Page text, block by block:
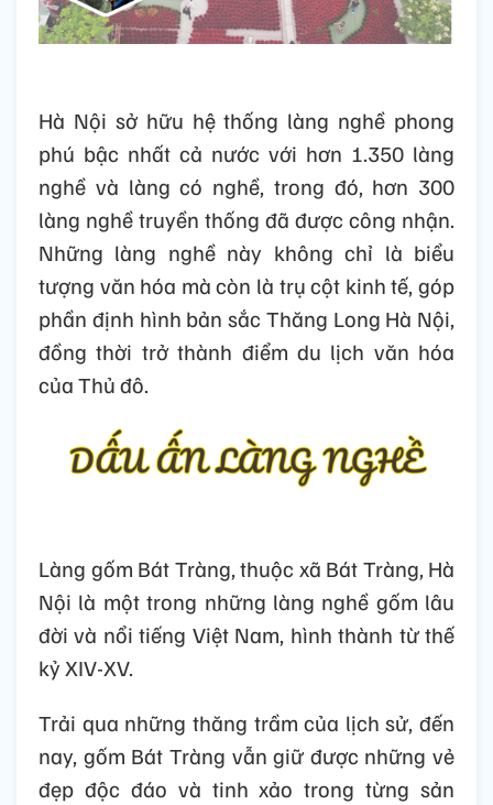
Hà Nội sở hữu hệ thống làng nghề phong
phú bậc nhất cả nước với hơn 1.350 làng
nghề và làng có nghề, trong đó, hơn 300
làng nghề truyền thống đã được công nhận.
Những làng nghề này không chỉ là biểu
tượng văn hóa mà còn là trụ cột kinh tế, góp
phần định hình bản sắc Thăng Long Hà Nội,
đồng thời trở thành điểm du lịch văn hóa
của Thủ đô.
Làng gốm Bát Tràng, thuộc xã Bát Tràng, Hà
Nội là một trong những làng nghề gốm lâu
đời và nổi tiếng Việt Nam, hình thành từ thế
kỷ XIV-XV.
Trải qua những thăng trầm của lịch sử, đến
nay, gốm Bát Tràng vẫn giữ được những vẻ
đẹp độc đáo và tinh xảo trong từng sản